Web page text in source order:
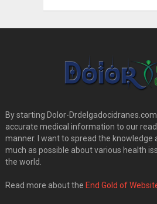
By starting Dolor-
accurate medical information to our
manner. I want to spread the knowledge
much as possible about various health
the world.
Read more about the End Gold of